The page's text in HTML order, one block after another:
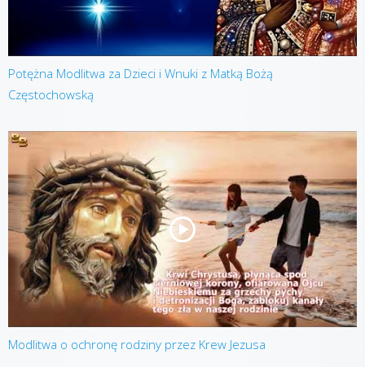
Potężna Modlitwa za Dzieci i Wnuki z Matką Bożą
Częstochowską
Modlitwa o ochronę rodziny przez Krew Jezusa